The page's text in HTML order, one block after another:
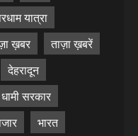
यात्रा
ख़बर
ताज़ा ख़बरें
देहरादून
धामी सरकार
भारत